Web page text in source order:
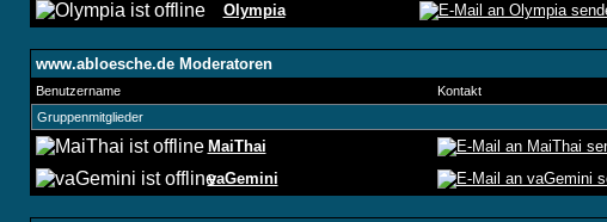
Olympia
www.abloesche.de Moderatoren
Benutzername
Kontakt
Gruppenmitglieder
MaiThai
vaGemini